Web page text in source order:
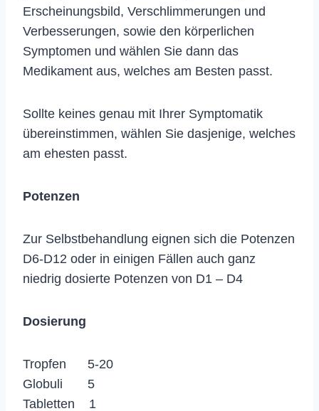
Erscheinungsbild, Verschlimmerungen und
Verbesserungen, sowie den körperlichen
Symptomen und wählen Sie dann das
Medikament aus, welches am Besten passt.
Sollte keines genau mit Ihrer Symptomatik
übereinstimmen, wählen Sie dasjenige, welches
am ehesten passt.
Potenzen
Zur Selbstbehandlung eignen sich die Potenzen
D6-D12 oder in einigen Fällen auch ganz
niedrig dosierte Potenzen von D1 – D4
Dosierung
Tropfen 5-20
Globuli 5
Tabletten 1